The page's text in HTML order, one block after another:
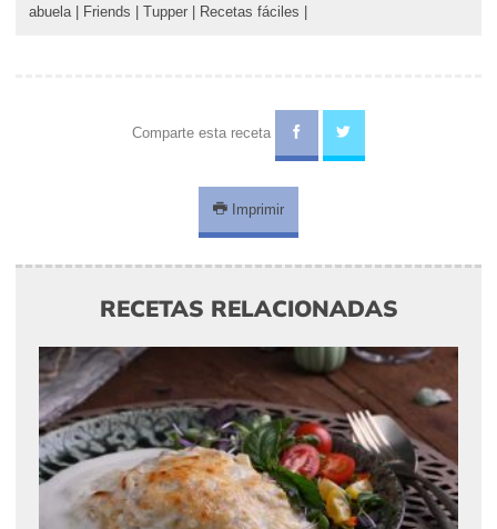
abuela
Friends Tupper Recetas fáciles
Comparte esta receta
Imprimir
RECETAS RELACIONADAS